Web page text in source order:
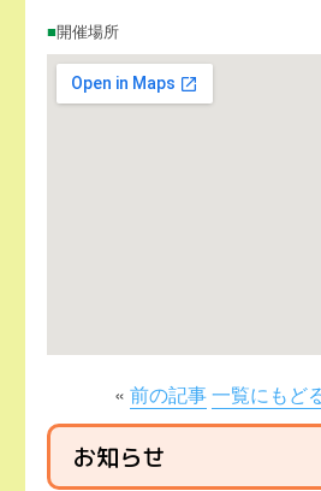
開催場所
« 前の記事一覧にもど
お知らせ